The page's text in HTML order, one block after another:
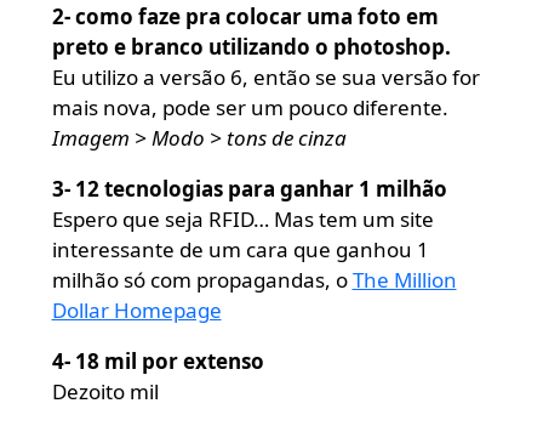
2- como faze pra colocar uma foto em
preto e branco utilizando o photoshop.
Eu utilizo a versão 6, então se sua versão for
mais nova, pode ser um pouco diferente.
Imagem > Modo > tons de cinza
3- 12 tecnologias para ganhar 1 milhão
Espero que seja RFID… Mas tem um site
interessante de um cara que ganhou 1
milhão só com propagandas, oThe Million
Dollar Homepage
4- 18 mil por extenso
Dezoito mil